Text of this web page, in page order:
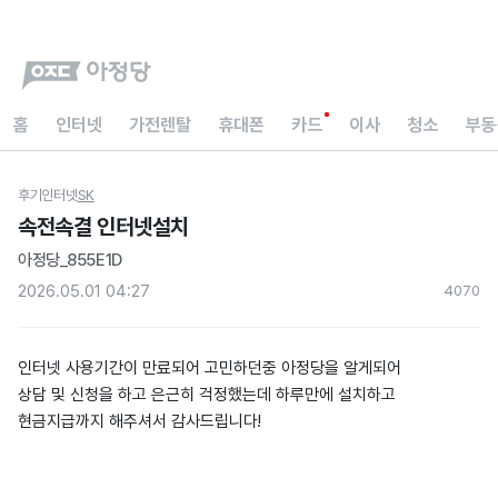
홈 인터넷 가전렌탈 휴대폰 카드 이사 청소 부
후기 인터넷SK
속전속결 인터넷설치
아정당_855E1D
2026.05.01 04:27
4070
인터넷 사용기간이 만료되어 고민하던중 아정당을 알게되어
상담 및 신청을 하고 은근히 걱정했는데 하루만에 설치하고
현금지급까지 해주셔서 감사드립니다!